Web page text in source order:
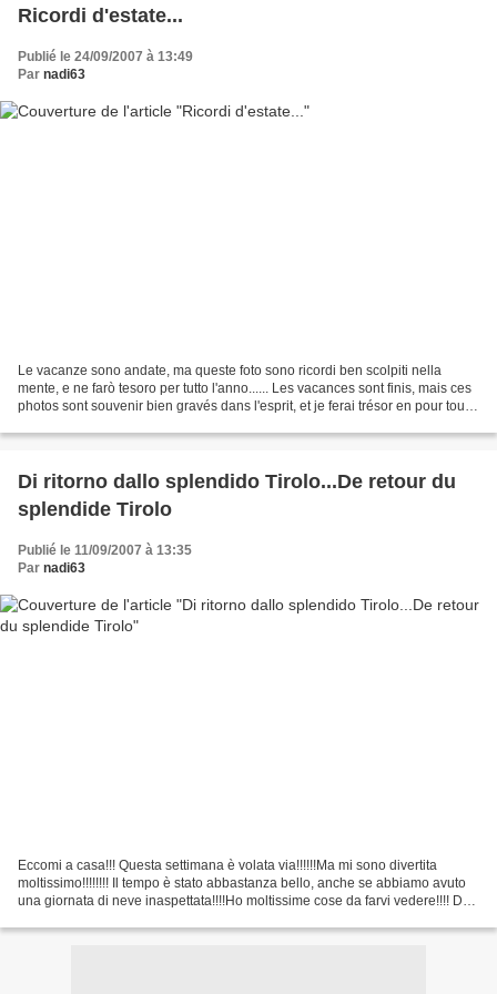
Ricordi d'estate...
Publié le 24/09/2007 à 13:49
Par nadi63
Le vacanze sono andate, ma queste foto sono ricordi ben scolpiti nella
mente, e ne farò tesoro per tutto l'anno...... Les vacances sont finis, mais ces
photos sont souvenir bien gravés dans l'esprit, et je ferai trésor en pour tous
Di ritorno dallo splendido Tirolo...De retour du
splendide Tirolo
Publié le 11/09/2007 à 13:35
Par nadi63
Eccomi a casa!!! Questa settimana è volata via!!!!!!Ma mi sono divertita
moltissimo!!!!!!!! Il tempo è stato abbastanza bello, anche se abbiamo avuto
una giornata di neve inaspettata!!!!Ho moltissime cose da farvi vedere!!!! Da